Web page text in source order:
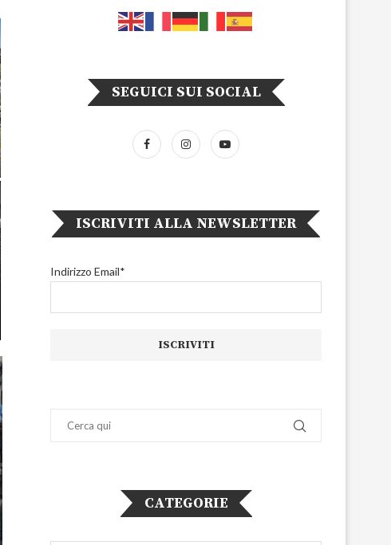
SEGUICI SUI SOCIAL
ISCRIVITI ALLA NEWSLETTER
Indirizzo Email*
CATEGORIE